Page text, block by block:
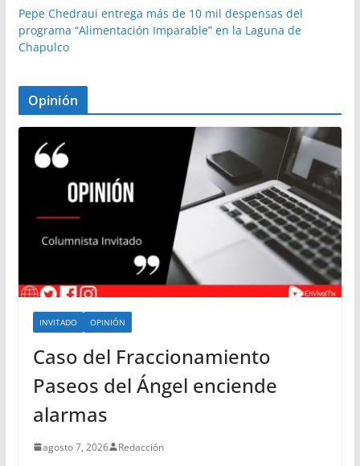
Pepe Chedraui entrega más de 10 mil despensas del
programa “Alimentación Imparable” en la Laguna de
Chapulco
Opinión
INVITADO OPINIÓN
Caso del Fraccionamiento
Paseos del Ángel enciende
alarmas
agosto 7, 2026 Redacción